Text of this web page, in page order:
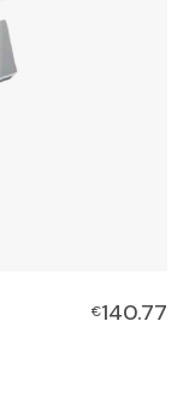
€140.77